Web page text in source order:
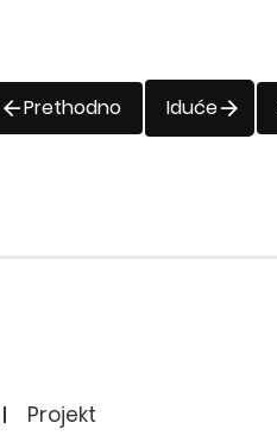
Prethodno Iduće
Projekt